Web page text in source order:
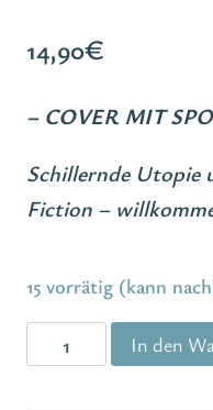
von 5,
basierend
14,90€
– COVER MIT
Schillernde Utopie
Fiction –
15 vorrätig (kann
Emotiondancer
Menge
In den